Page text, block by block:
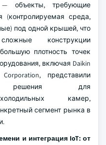
— объекты, требующие
(контролируемая среда,
под одной крышей, что
конструкции
плотность точек
включая Daikin
представили
решения для
камер,
сегмент рынка в
и интеграция IoT: от